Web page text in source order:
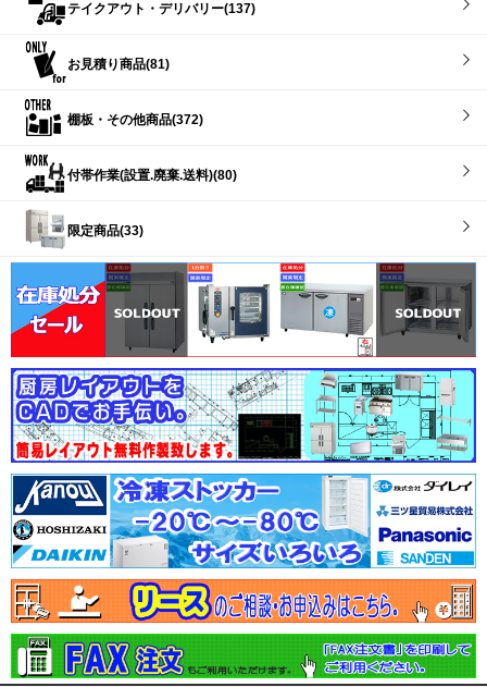
テイクアウト・デリバリー(137)
お見積り商品(81)
棚板・その他商品(372)
付帯作業(設置.廃棄.送料)(80)
限定商品(33)